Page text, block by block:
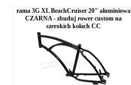
rama 3G XL BeachCruiser 20" aluminiowa
CZARNA - zbuduj rower custom na
szerokich kołach CC